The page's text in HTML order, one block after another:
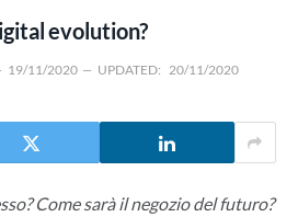
evolution?
19/11/2020 UPDATED: 20/11/2020
Come sarà il negozio del futuro?